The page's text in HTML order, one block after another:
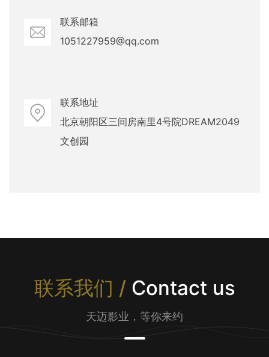
联系邮箱
1051227959@qq.com
联系地址
北京朝阳区三间房南里4号院DREAM2049
文创园
联系我们 / Contact us
天迈影业，等你来约